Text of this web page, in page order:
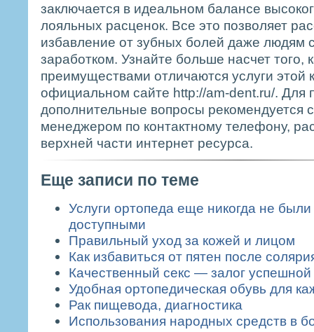
заключается в идеальном балансе
лояльных расценок. Все это позволяет
избавление от зубных болей даже людям
заработком. Узнайте больше насчет того,
преимуществами отличаются услуги этой
официальном сайте http://am-dent.ru/. Для
дополнительные вопросы рекомендуется
менеджером по контактному телефону,
верхней части интернет ресурса.
Еще записи по теме
Услуги ортопеда еще никогда не были
доступными
Правильный уход за кожей и лицом
Как избавиться от пятен после
Качественный секс — залог
Удобная ортопедическая обувь для
Рак пищевода, диагностика
Использования народных средств в